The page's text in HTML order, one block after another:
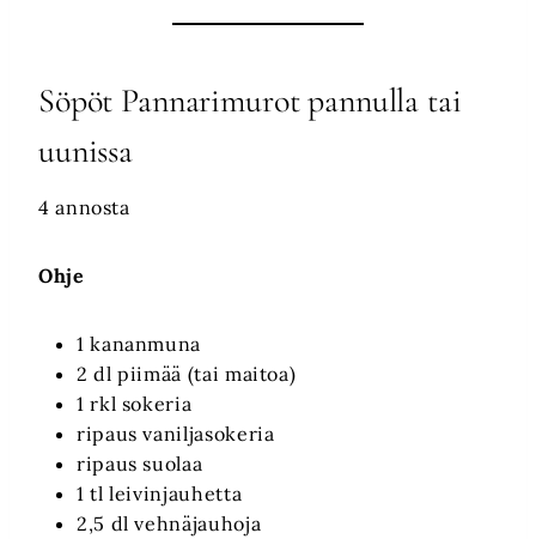
Söpöt Pannarimurot pannulla tai
uunissa
4 annosta
Ohje
1 kananmuna
2 dl piimää (tai maitoa)
1 rkl sokeria
ripaus vaniljasokeria
ripaus suolaa
1 tl leivinjauhetta
2,5 dl vehnäjauhoja